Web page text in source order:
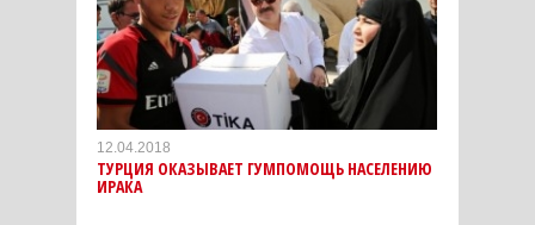
12.04.2018
ТУРЦИЯ ОКАЗЫВАЕТ ГУМПОМОЩЬ НАСЕЛЕНИЮ
ИРАКА